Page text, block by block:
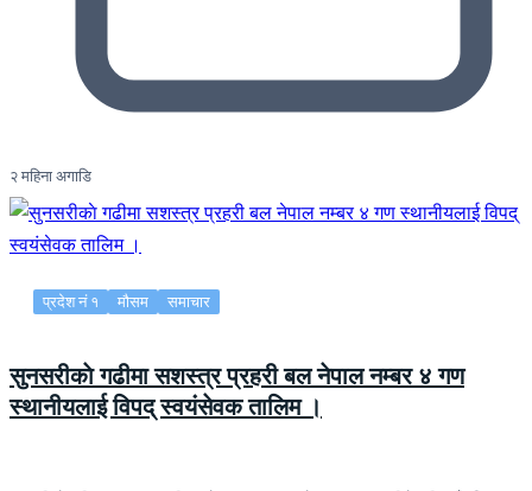
२ महिना अगाडि
प्रदेश नं १ मौसम समाचार
सुनसरीकाे गढीमा सशस्त्र प्रहरी बल नेपाल नम्बर ४ गण
स्थानीयलाई विपद् स्वयंसेवक तालिम ।